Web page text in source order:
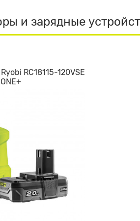
и зарядные
RC18115-120VSE
ONE+